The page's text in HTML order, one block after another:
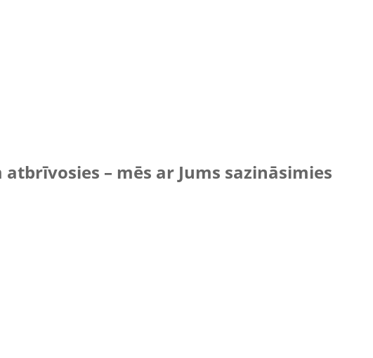
– mēs ar Jums sazināsimies